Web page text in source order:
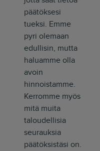
päätöksesi
tueksi. Emme
pyri olemaan
edullisin, mutta
haluamme olla
avoin
hinnoistamme.
Kerromme myös
mitä muita
taloudellisia
seurauksia
päätöksistäsi on.